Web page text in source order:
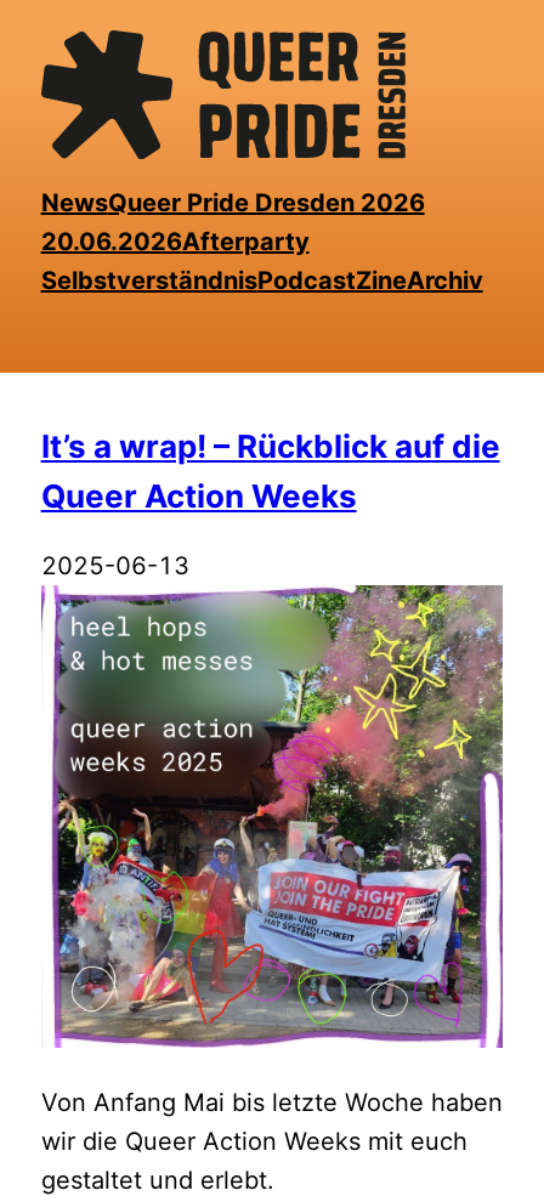
content
NewsQueer Pride Dresden 2026
20.06.2026Afterparty
SelbstverständnisPodcastZineArchiv
It’s a wrap! – Rückblick auf die
Queer Action Weeks
2025-06-13
Von Anfang Mai bis letzte Woche haben
wir die Queer Action Weeks mit euch
gestaltet und erlebt.